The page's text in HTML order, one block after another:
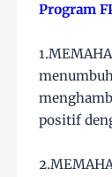
Program
positif